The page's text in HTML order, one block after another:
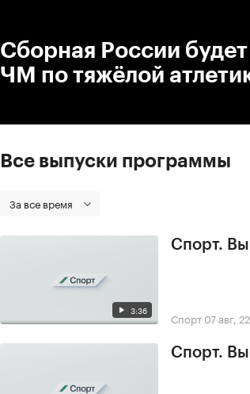
Сборная России будет
ЧМ по тяжёлой
Все выпуски программы
За все время
3:36
Спорт.
Спорт 07 авг,
Спорт.